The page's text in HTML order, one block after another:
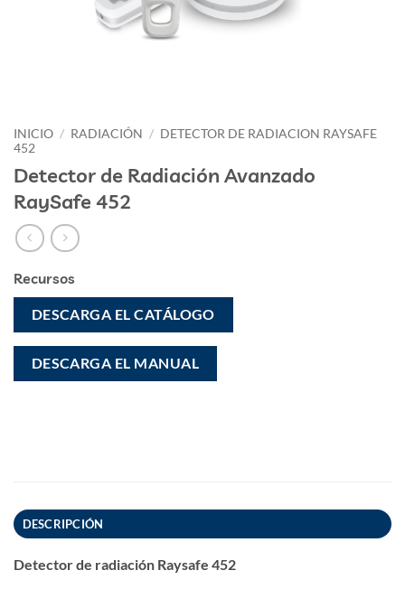
INICIO / RADIACIÓN / DETECTOR DE RADIACION RAYSAFE
452
Detector de Radiación Avanzado
RaySafe 452
Recursos
DESCARGA EL CATÁLOGO
DESCARGA EL MANUAL
DESCRIPCIÓN
Detector de radiación Raysafe 452